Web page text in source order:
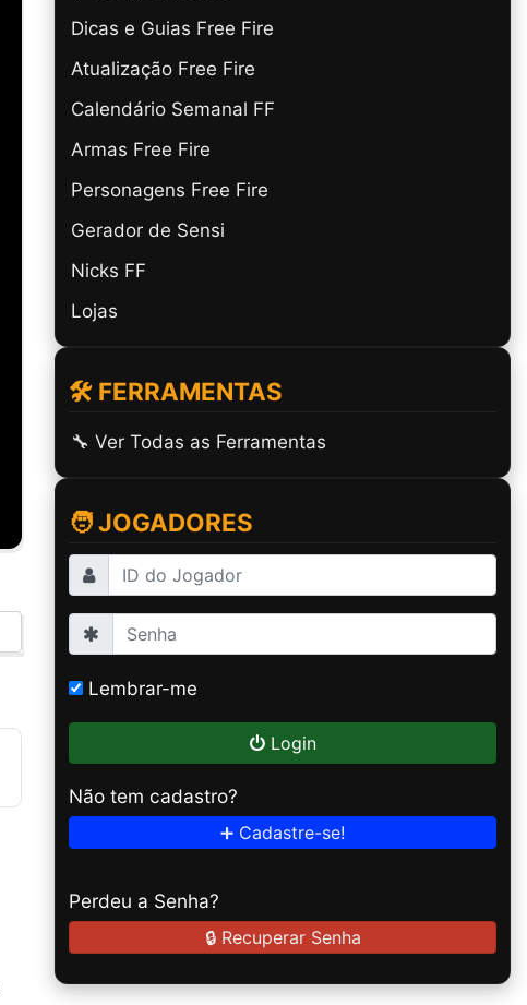
Dicas e Guias Free Fire
Atualização Free Fire
Calendário Semanal FF
Armas Free Fire
Personagens Free Fire
Gerador de Sensi
Nicks FF
Lojas
🛠️ FERRAMENTAS
🔧 Ver Todas as Ferramentas
🧑 JOGADORES
Lembrar-me
Login
Não tem cadastro?
➕ Cadastre-se!
Perdeu a Senha?
🔒 Recuperar Senha